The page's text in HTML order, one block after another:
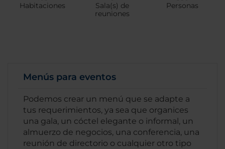
Habitaciones
Sala(s) de
reuniones
Personas
Menús para eventos
Podemos crear un menú que se adapte a
tus requerimientos, ya sea que organices
una gala, un cóctel elegante o informal, un
almuerzo de negocios, una conferencia, una
reunión de directorio o cualquier otro tipo